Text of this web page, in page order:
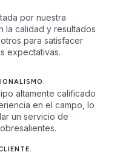
por nuestra
la calidad y resultados
para satisfacer
expectativas.
altamente calificado
en el campo, lo
un servicio de